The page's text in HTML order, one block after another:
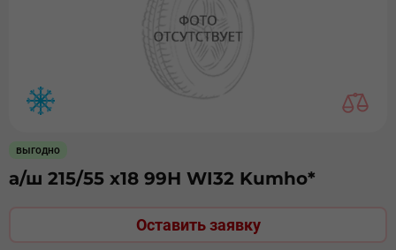
выгодно
а/ш 215/55 х18 99Н WI32 Kumho*
Оставить заявку